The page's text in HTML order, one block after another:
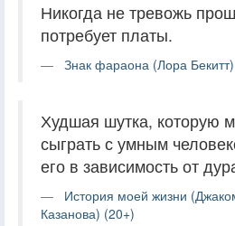
Никогда не тревожь
потребует платы.
Знак фараона (Лора
Худшая шутка, которую
сыграть с умным
его в зависимость от
История моей жизни
Казанова) (20+)